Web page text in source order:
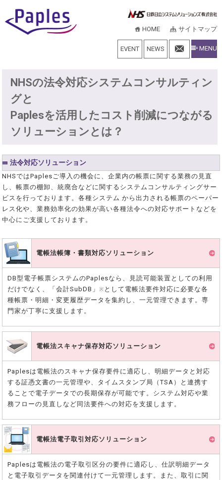
HOME サイトマップ
MENU
NEWS
EVENT
NHSの法令対応システムコンサルティン
グと
Paplesを活用したコスト削減につながる
ソリューションとは？
法令対応ソリューション
NHSではPaplesご導入の機会に、企業内の帳票に関する業務の見直
し、帳票の棚卸、統廃合などに関するシステムコンサルティングサー
ビスを行っております。各種システム から出力される帳票のペーパー
レス化や、業務効率化の効果が高い各種法令への対応サポートなどを
中心にご支援しております。
電帳法帳簿・書類対応ソリューション
DB型電子帳票システムのPaplesなら、見読可能装置としての利用
だけでなく、「会計SubDB」※ として電帳法要件対応に必要な各
種帳票・明細・変更履歴データを集約し、一元管理できます。専
門家が丁寧に支援します。
電帳法スキャナ保存対応ソリューション
Paplesは電帳法のスキャナ保存要件に適応し、明細データと対応
する証憑文書の一元管理や、タイムスタンプ局（TSA）と連携す
ることで電子データでの長期保存が可能です。システム対応や業
務フローの見直しなど同法要件への対応を支援します。
電帳法電子取引対応ソリューション
Paplesは電帳法の電子取引区分の要件に適応し、仕訳明細データ
と電子取引データを関連付けて一元管理します。また、取引に関